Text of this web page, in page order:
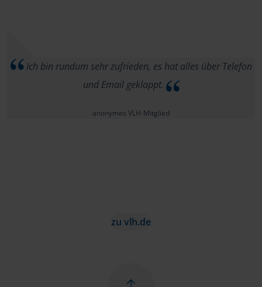
Ich bin rundum sehr zufrieden, es hat alles über Telefon
und Email geklappt.
anonymes VLH-Mitglied
zu vlh.de